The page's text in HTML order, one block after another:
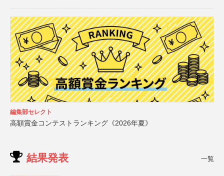
編集部セレクト
高額賞金コンテストランキング《2026年夏》
結果発表 一覧